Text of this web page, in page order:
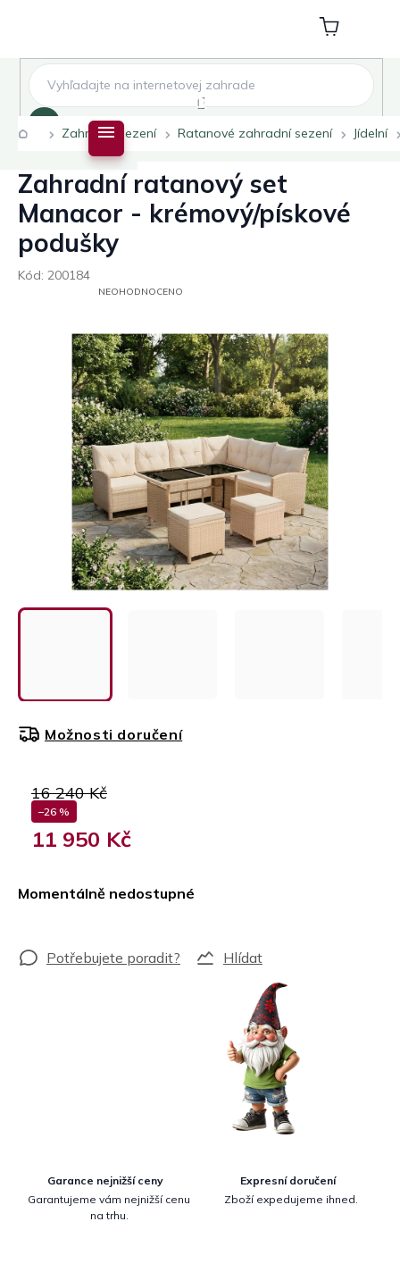
Nákupní
košík
DomůZahradní sezení Ratanové zahradní sezení Jídelní
Zahradní ratanový set
Manacor - krémový/pískové
podušky
Kód: 200184
PRŮMĚRNÉ
HVĚZDIČEK.
NEOHODNOCENO
16 240 Kč
–26 %
11 950 Kč
Momentálně nedostupné
Možnosti doručení
Hlídat
Garance nejnižší ceny
Garantujeme vám nejnižší cenu
na trhu.
Expresní doručení
Zboží expedujeme ihned.